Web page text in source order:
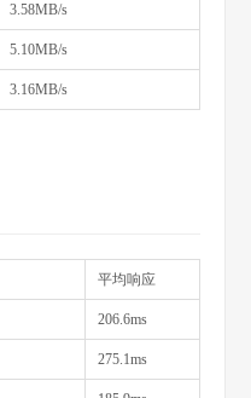
3.58MB/s
5.10MB/s
3.16MB/s
平均响应
206.6ms
275.1ms